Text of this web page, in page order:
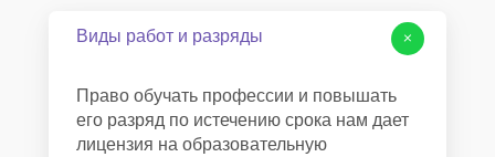
Виды работ и разряды
Право обучать профессии и повышать
его разряд по истечению срока нам дает
лицензия на образовательную
+